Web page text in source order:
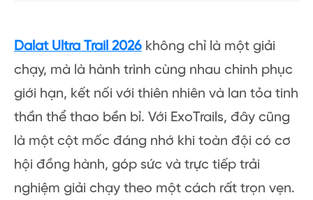
Dalat Ultra Trail 2026 không chỉ là một giải
chạy, mà là hành trình cùng nhau chinh phục
giới hạn, kết nối với thiên nhiên và lan tỏa tinh
thần thể thao bền bỉ. Với ExoTrails, đây cũng
là một cột mốc đáng nhớ khi toàn đội có cơ
hội đồng hành, góp sức và trực tiếp trải
nghiệm giải chạy theo một cách rất trọn vẹn.